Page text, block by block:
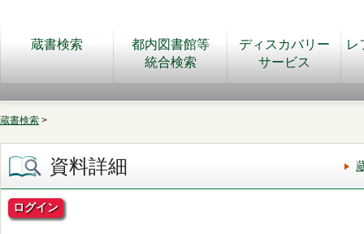
蔵書検索
都内図書館等
統合検索
ディスカバリー
サービス
レ
蔵書検索 >
資料詳細
ログイン